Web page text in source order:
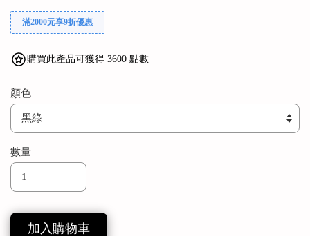
滿2000元享9折優惠
購買此產品可獲得 3600 點數
顏色
數量
加入購物車